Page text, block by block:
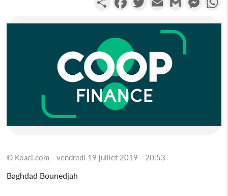
© Koaci.com - vendredi 19 juillet 2019 - 20:53
Baghdad Bounedjah